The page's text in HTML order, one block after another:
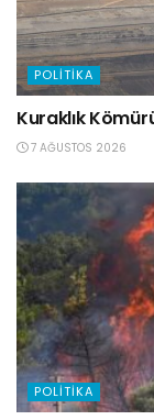
POLITIKA
Kuraklık
7 AĞUSTOS 2026
POLITIKA